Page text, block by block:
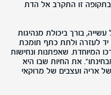
בתקופה זו התקרב אל הדת
בורך ביכולת מנהיגות
יד לעזרה ולתת כתף תומכת
המיוחדת. שאפתנות ונחישות
את החיות שבו היא
אריה ועצבים של מרוקאי